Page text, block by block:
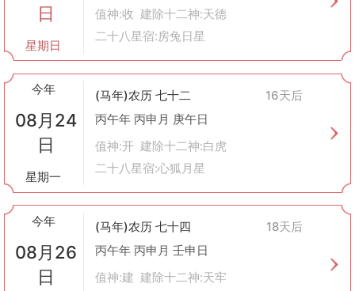
日
星期日
值神:收 建除十二神:天德
二十八星宿:房兔日星
今年
08月24
日
星期一
(马年)农历 七十二
16天后
丙午年 丙申月 庚午日
值神:开 建除十二神:白虎
二十八星宿:心狐月星
今年
08月26
日
(马年)农历 七十四
18天后
丙午年 丙申月 壬申日
值神:建 建除十二神:天牢